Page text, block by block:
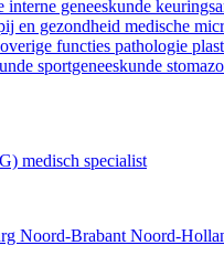
interne geneeskunde
en gezondheid medische
overige functies pathologie
sportgeneeskunde
medisch specialist
Noord-Brabant Noord-